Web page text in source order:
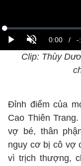
Clip: Thùy
Đỉnh điểm của
Cao Thiên
vợ bé, thân
nguy cơ bị cô vợ
vì trịch thượng,